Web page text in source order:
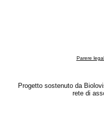
Parere
Progetto sostenuto da
rete di